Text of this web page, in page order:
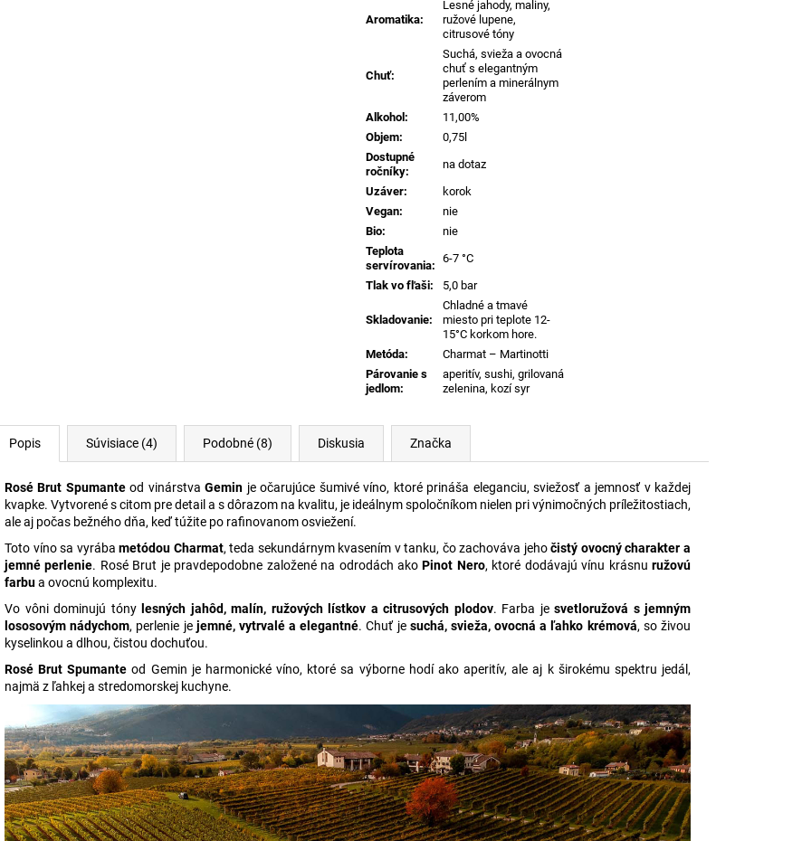
Aromatika:
Lesné jahody, maliny,
ružové lupene,
citrusové tóny
Chuť:
Suchá, svieža a ovocná
chuť s elegantným
perlením a minerálnym
záverom
Alkohol:
11,00%
Objem:
0,75l
Dostupné
ročníky:
na dotaz
Uzáver:
korok
Vegan:
nie
Bio:
nie
Teplota
servírovania:
6-7 °C
Tlak vo fľaši: 5,0 bar
Skladovanie:
Chladné a tmavé
miesto pri teplote 12-
15°C korkom hore.
Metóda:
Charmat – Martinotti
Párovanie s
jedlom:
aperitív, sushi, grilovaná
zelenina, kozí syr
Popis Súvisiace (4) Podobné (8) Diskusia Značka
Rosé Brut Spumanteod vinárstvaGemin je očarujúce šumivé víno, ktoré prináša eleganciu, sviežosť a jemnosť v každej
kvapke. Vytvorené s citom pre detail a s dôrazom na kvalitu, je ideálnym spoločníkom nielen pri výnimočných príležitostiach,
ale aj počas bežného dňa, keď túžite po rafinovanom osviežení.
Toto víno sa vyrábametódou Charmat, teda sekundárnym kvasením v tanku, čo zachováva jehočistý ovocný charakter a
jemné perlenie. Rosé Brut je pravdepodobne založené na odrodách akoPinot Nero, ktoré dodávajú vínu krásnu ružovú
farbua ovocnú komplexitu.
Vo vôni dominujú tóny lesných jahôd, malín, ružových lístkov a citrusových plodov. Farba je svetloružová s jemným
lososovým nádychom, perlenie je jemné, vytrvalé a elegantné. Chuť je suchá, svieža, ovocná a ľahko krémová, so živou
kyselinkou a dlhou, čistou dochuťou.
Rosé Brut Spumante od Gemin je harmonické víno, ktoré sa výborne hodí ako aperitív, ale aj k širokému spektru jedál,
najmä z ľahkej a stredomorskej kuchyne.